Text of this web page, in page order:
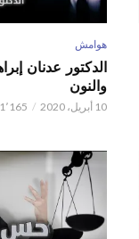
هوامش
والنون
10 أبريل، 2020 1٬165 مشاهدات